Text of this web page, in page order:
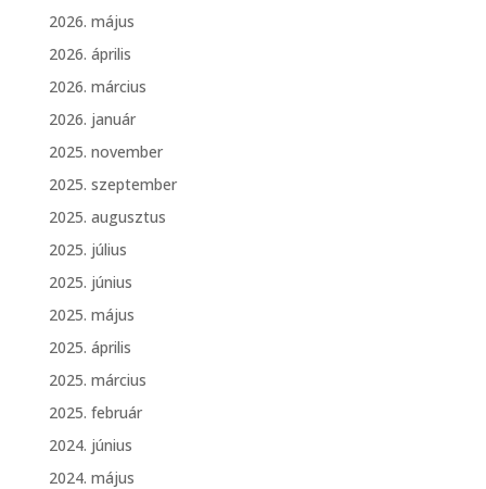
2026. május
2026. április
2026. március
2026. január
2025. november
2025. szeptember
2025. augusztus
2025. július
2025. június
2025. május
2025. április
2025. március
2025. február
2024. június
2024. május